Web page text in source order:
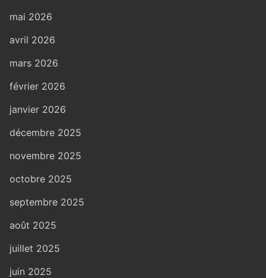
mai 2026
avril 2026
mars 2026
février 2026
janvier 2026
décembre 2025
novembre 2025
octobre 2025
septembre 2025
août 2025
juillet 2025
juin 2025